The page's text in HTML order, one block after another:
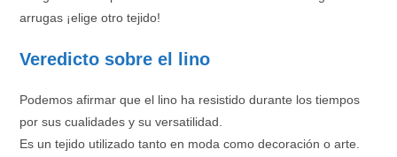
arrugas ¡elige otro tejido!
Veredicto sobre el lino
Podemos afirmar que el lino ha resistido durante los tiempos
por sus cualidades y su versatilidad.
Es un tejido utilizado tanto en moda como decoración o arte.